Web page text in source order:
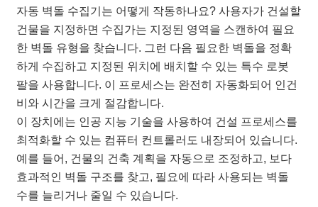
자동 벽돌 수집기는 어떻게 작동하나요? 사용자가 건설할
건물을 지정하면 수집가는 지정된 영역을 스캔하여 필요
한 벽돌 유형을 찾습니다. 그런 다음 필요한 벽돌을 정확
하게 수집하고 지정된 위치에 배치할 수 있는 특수 로봇
팔을 사용합니다. 이 프로세스는 완전히 자동화되어 인건
비와 시간을 크게 절감합니다.
이 장치에는 인공 지능 기술을 사용하여 건설 프로세스를
최적화할 수 있는 컴퓨터 컨트롤러도 내장되어 있습니다.
예를 들어, 건물의 건축 계획을 자동으로 조정하고, 보다
효과적인 벽돌 구조를 찾고, 필요에 따라 사용되는 벽돌
수를 늘리거나 줄일 수 있습니다.